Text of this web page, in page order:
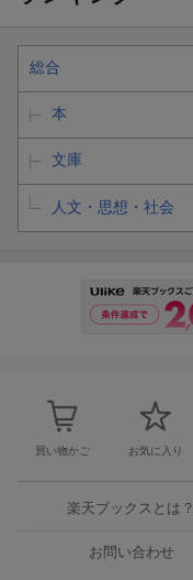
総合
本
文庫
人文・思想・社会
買い物かご お気に入り
楽天ブックスとは？
お問い合わせ